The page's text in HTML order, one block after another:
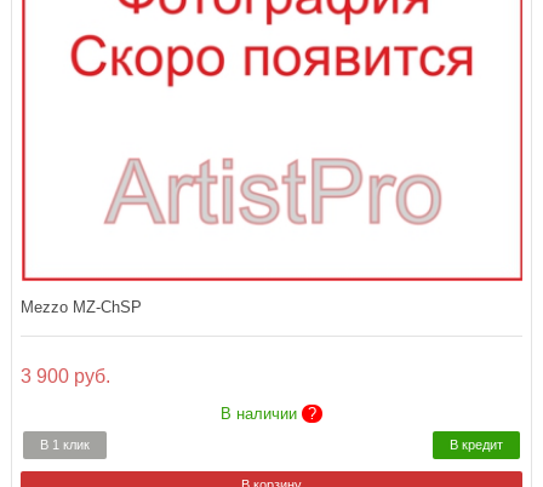
Mezzo MZ-ChSP
3 900 руб.
В наличии ?
В 1 клик В кредит